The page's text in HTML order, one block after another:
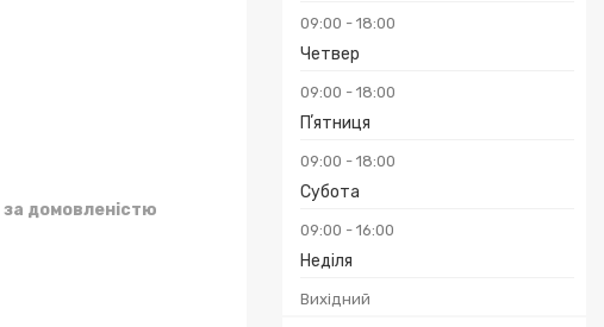
09:00 18:00
Четвер
09:00 18:00
Пʼятниця
09:00 18:00
Субота
09:00 16:00
Неділя
Вихідний
за домовленістю